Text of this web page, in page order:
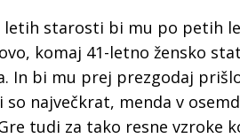
letih starosti bi mu po petih
komaj 41-letno žensko
In bi mu prej prezgodaj
so največkrat, menda v
tudi za tako resne vzroke